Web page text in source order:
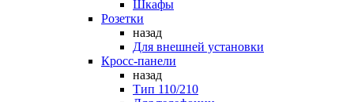
Шкафы
Розетки
назад
Для внешней установки
Кросс-панели
назад
Тип 110/210